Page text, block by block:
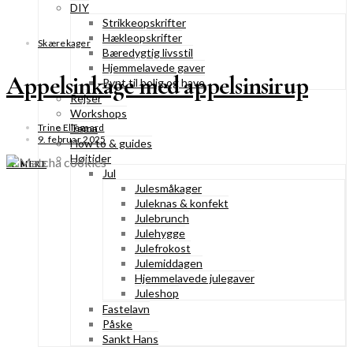
DIY
Strikkeopskrifter
Hækleopskrifter
Bæredygtig livsstil
Hjemmelavede gaver
Pynt til bolig og have
Rejser
Workshops
Tema
How to & guides
Højtider
Jul
Julesmåkager
Juleknas & konfekt
Julebrunch
Julehygge
Julefrokost
Julemiddagen
Hjemmelavede julegaver
Juleshop
Fastelavn
Påske
Sankt Hans
Skærekager
Appelsinkage med appelsinsirup
Trine Ellegaard
9. februar 2025
SE MERE